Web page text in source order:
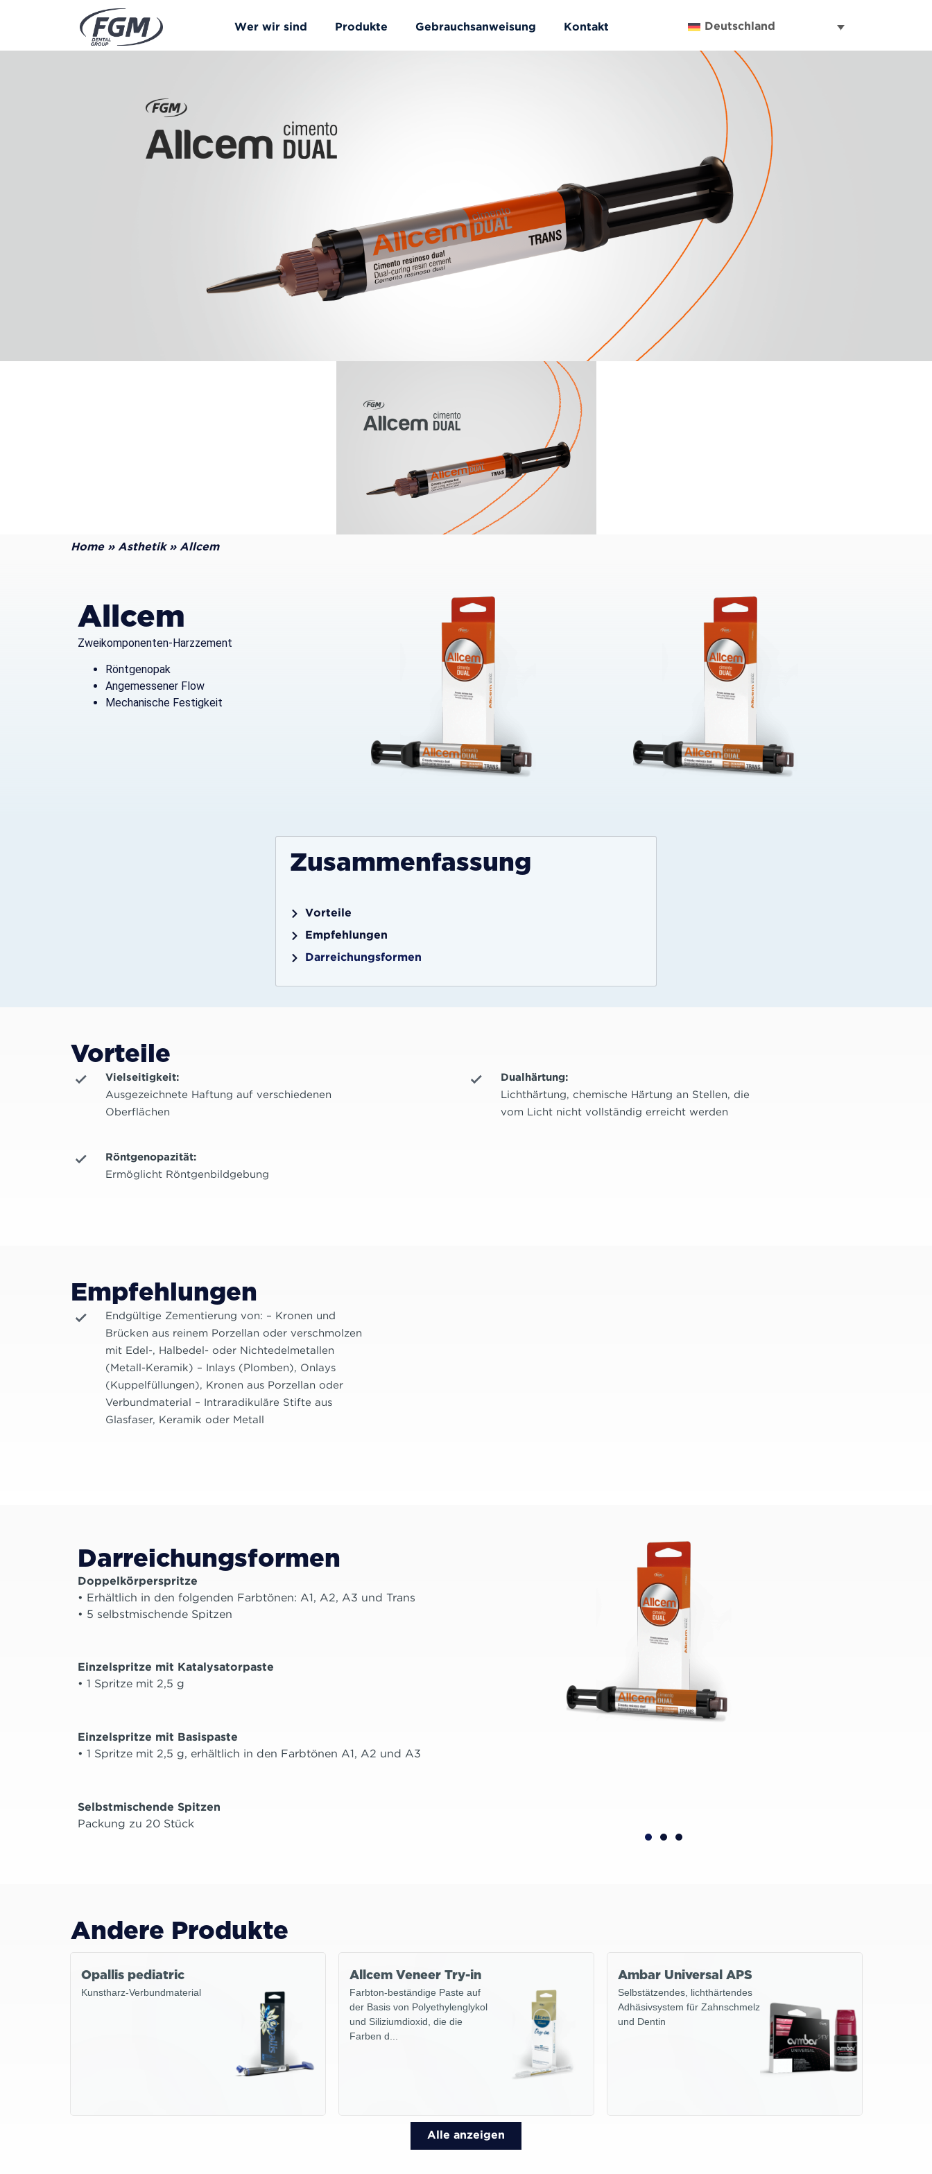
Wer wir sind Produkte Gebrauchsanweisung Kontakt Deutschland
Home» Asthetik» Allcem
Allcem
Zweikomponenten-Harzzement
Röntgenopak
Angemessener Flow
Mechanische Festigkeit
Zusammenfassung
Vorteile
Empfehlungen
Darreichungsformen
Vorteile
Vielseitigkeit:
Ausgezeichnete Haftung auf verschiedenen
Oberflächen
Dualhärtung:
Lichthärtung, chemische Härtung an Stellen, die
vom Licht nicht vollständig erreicht werden
Röntgenopazität:
Ermöglicht Röntgenbildgebung
Empfehlungen
Endgültige Zementierung von: – Kronen und
Brücken aus reinem Porzellan oder verschmolzen
mit Edel-, Halbedel- oder Nichtedelmetallen
(Metall-Keramik) – Inlays (Plomben), Onlays
(Kuppelfüllungen), Kronen aus Porzellan oder
Verbundmaterial – Intraradikuläre Stifte aus
Glasfaser, Keramik oder Metall
Darreichungsformen
Doppelkörperspritze
• Erhältlich in den folgenden Farbtönen: A1, A2, A3 und Trans
• 5 selbstmischende Spitzen
Einzelspritze mit Katalysatorpaste
• 1 Spritze mit 2,5 g
Einzelspritze mit Basispaste
• 1 Spritze mit 2,5 g, erhältlich in den Farbtönen A1, A2 und A3
Selbstmischende Spitzen
Packung zu 20 Stück
Andere Produkte
Opallis pediatric
Kunstharz-Verbundmaterial
Allcem Veneer Try-in
Farbton-beständige Paste auf
der Basis von Polyethylenglykol
und Siliziumdioxid, die die
Farben d...
Ambar Universal APS
Selbstätzendes, lichthärtendes
Adhäsivsystem für Zahnschmelz
und Dentin
Alle anzeigen